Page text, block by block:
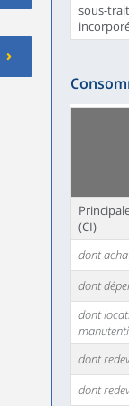
sous-
(CI)
dont
dont
dont
dont
dont